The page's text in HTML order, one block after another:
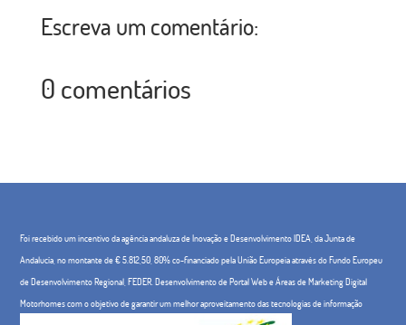
Escreva um comentário:
0 comentários
Foi recebido um incentivo da agência andaluza de Inovação e Desenvolvimento IDEA, da Junta de
Andalucía, no montante de € 5.812,50, 80% co-financiado pela União Europeia através do Fundo Europeu
de Desenvolvimento Regional, FEDER. Desenvolvimento de Portal Web e Áreas de Marketing Digital
Motorhomes com o objetivo de garantir um melhor aproveitamento das tecnologias de informação